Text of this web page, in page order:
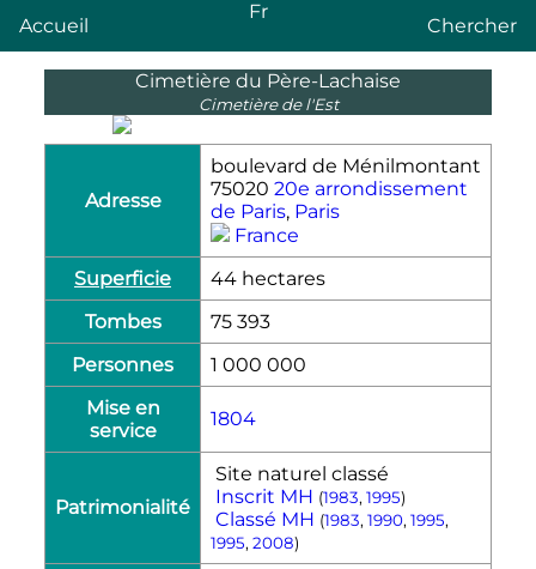
Accueil
Fr
Chercher
Cimetière du Père-Lachaise
Cimetière de l'Est
Adresse
boulevard de Ménilmontant
75020 20e arrondissement
de Paris, Paris
France
Superficie
44 hectares
Tombes
75 393
Personnes
1 000 000
Mise en
service
1804
Patrimonialité
Site naturel classé
Inscrit MH (1983, 1995)
Classé MH (1983, 1990, 1995,
1995, 2008)